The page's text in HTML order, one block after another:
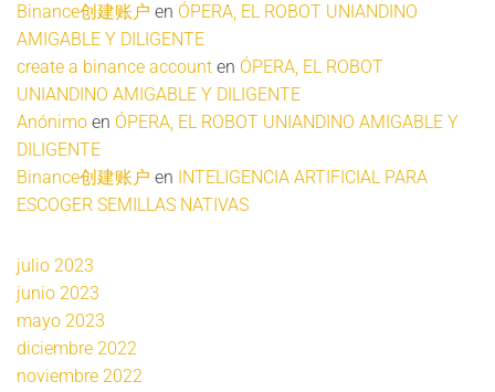
Binance创建账户 en ÓPERA, EL ROBOT UNIANDINO
AMIGABLE Y DILIGENTE
create a binance account en ÓPERA, EL ROBOT
UNIANDINO AMIGABLE Y DILIGENTE
Anónimo en ÓPERA, EL ROBOT UNIANDINO AMIGABLE Y
DILIGENTE
Binance创建账户 en INTELIGENCIA ARTIFICIAL PARA
ESCOGER SEMILLAS NATIVAS
julio 2023
junio 2023
mayo 2023
diciembre 2022
noviembre 2022